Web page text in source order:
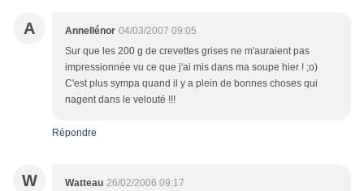
A Annellénor 04/03/2007 09:05
Sur que les 200 g de crevettes grises ne m'auraient pas
impressionnée vu ce que j'ai mis dans ma soupe hier ! ;o)
C'est plus sympa quand il y a plein de bonnes choses qui
nagent dans le velouté !!!
Répondre
W Watteau 26/02/2006 09:17